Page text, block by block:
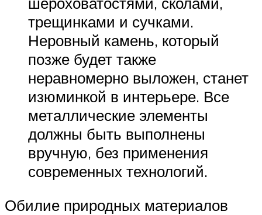
трещинками и сучками.
Неровный камень, который
позже будет также
неравномерно выложен, станет
изюминкой в интерьере. Все
металлические элементы
должны быть выполнены
вручную, без применения
современных технологий.
Обилие природных материалов